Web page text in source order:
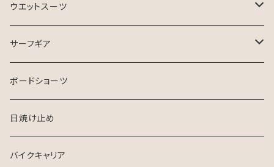
FCS Ⅱ
FinsOut
フューチャータブ
ウエットスーツ
HURLEY ウエットスーツ
2024 SPRING SUMMER
BGZウエットスーツ
USED ウエットスーツ
VISSLA
サーフギア
リーシュコード
FCS
クリエイチャーズ
デッキパッチ
サーフボードケース
ボードショーツ
日焼け止め
バイクキャリア